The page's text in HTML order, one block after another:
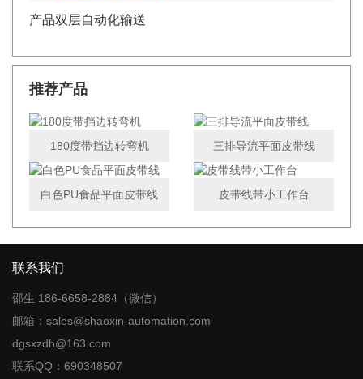
产品双层自动化输送
推荐产品
180度带挡边转弯机 三排导流平面皮带线
白色PU食品平面皮带线 皮带线带小工作台
联系我们
邵生 186-6658-2884（微信）
邮箱：sales@shaoxin-automation.com
dgsxzdh@163.com
联系QQ：690348507